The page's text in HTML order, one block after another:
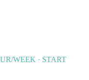
WEEK · START